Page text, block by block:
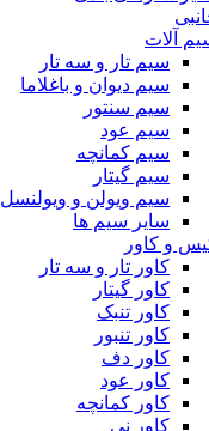
آلات
سیم تار و سه تار
سیم دیوان و باغلاما
سیم سنتور
سیم عود
سیم کمانچه
سیم گیتار
سیم ویولن و ویولنسل
سایر سیم ها
و کاور
کاور تار و سه تار
کاور گیتار
کاور تنبک
کاور تنبور
کاور دف
کاور عود
کاور کمانچه
کاور نی